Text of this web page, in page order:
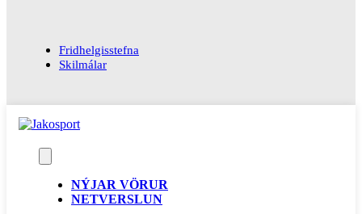
Fridhelgisstefna
Skilmálar
NÝJAR VÖRUR
NETVERSLUN